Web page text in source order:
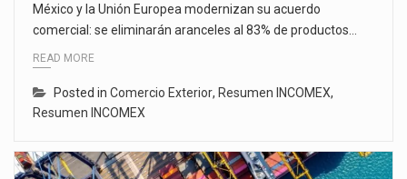
México y la Unión Europea modernizan su acuerdo
comercial: se eliminarán aranceles al 83% de productos…
READ MORE
Posted in Comercio Exterior, Resumen INCOMEX,
Resumen INCOMEX